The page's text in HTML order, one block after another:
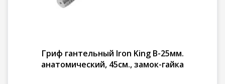
Гриф гантельный Iron King В-25мм.
анатомический, 45см., замок-гайка